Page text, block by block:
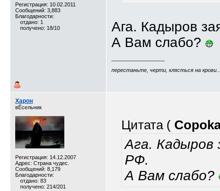
Регистрация: 10.02.2011
Сообщений: 3,883
Благодарности:
отдано: 1
получено: 18/10
Ага. Кадыров
А Вам слабо?
перестаньте, черти, клясться на
Харон
вЁсельник
Регистрация: 14.12.2007
Адрес: Страна чудес.
Сообщений: 8,179
Благодарности:
отдано: 83
получено: 214/201
Цитата (
Ага. Кадыров
РФ.
А Вам слабо?